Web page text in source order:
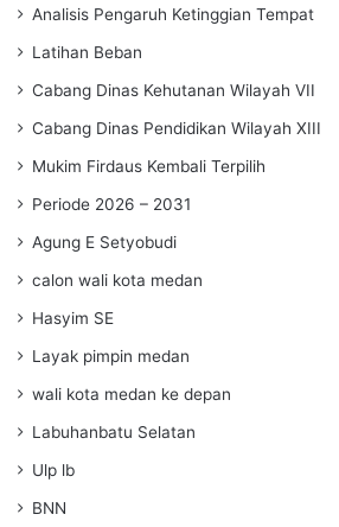
Analisis Pengaruh Ketinggian Tempat
Latihan Beban
Cabang Dinas Kehutanan Wilayah VII
Cabang Dinas Pendidikan Wilayah XIII
Mukim Firdaus Kembali Terpilih
Periode 2026 – 2031
Agung E Setyobudi
calon wali kota medan
Hasyim SE
Layak pimpin medan
wali kota medan ke depan
Labuhanbatu Selatan
Ulp lb
BNN